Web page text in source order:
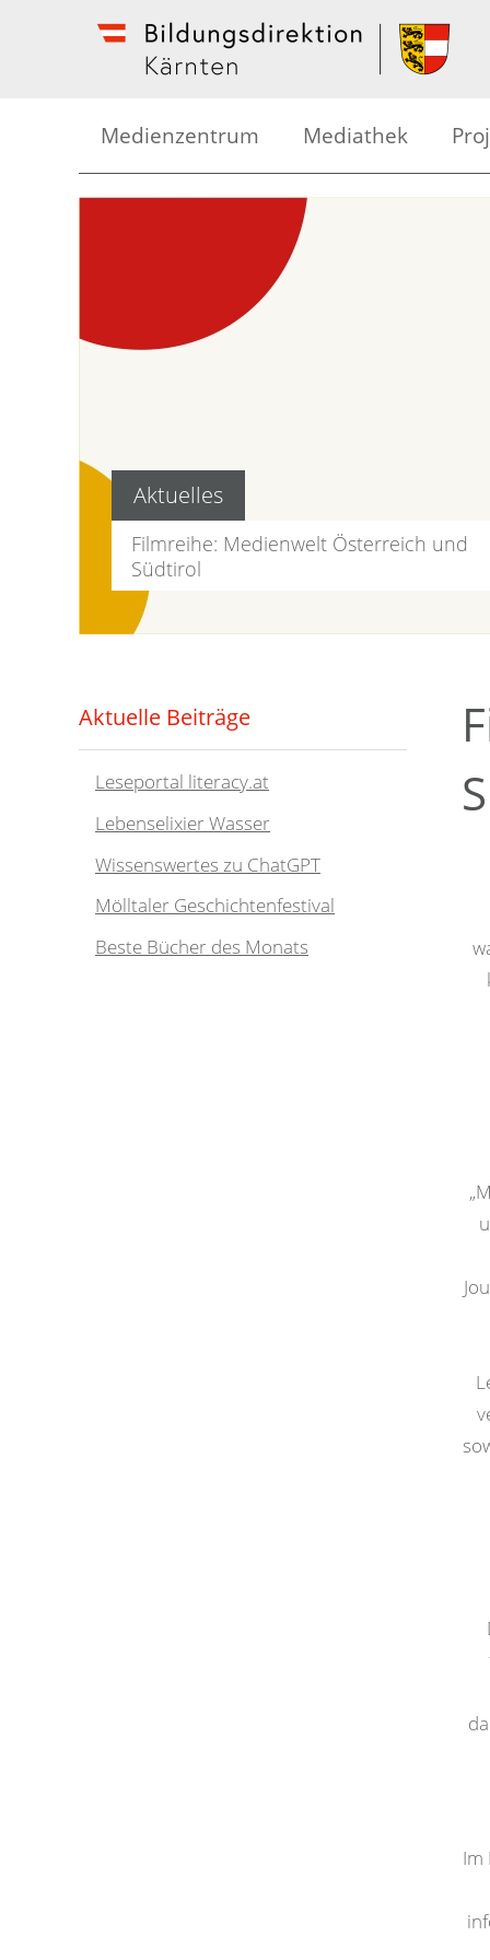
Medienzentrum
Kreative Medienarbeit
Geräteverleih
Mediathek
Aktuelles
Filmreihe: Medienwelt Österreich und
Südtirol
Im
Aktuelle Beiträge
Leseportal literacy.at
Lebenselixier Wasser
Wissenswertes zu ChatGPT
Mölltaler Geschichtenfestival
Beste Bücher des Monats